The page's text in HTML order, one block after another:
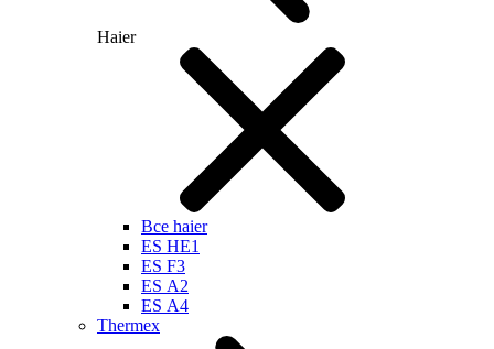
Haier
Все haier
ES HE1
ES F3
ES А2
ES А4
Thermex